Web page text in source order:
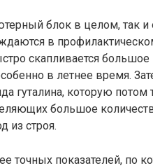
блок в целом, так
в
скапливается
в летнее время.
гуталина, которую потом
большое
из строя.
точных показателей, по